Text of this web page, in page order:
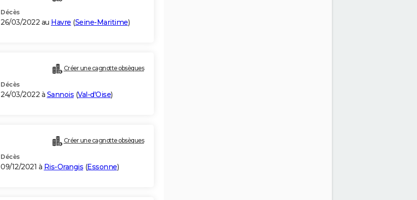
Décès
26/03/2022 au Havre (Seine-Maritime)
Créer une cagnotte obsèques
Décès
24/03/2022 à Sannois (Val-d'Oise)
Créer une cagnotte obsèques
Décès
09/12/2021 à Ris-Orangis (Essonne)